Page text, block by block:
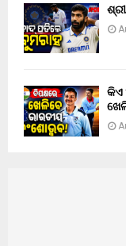
କିଏ